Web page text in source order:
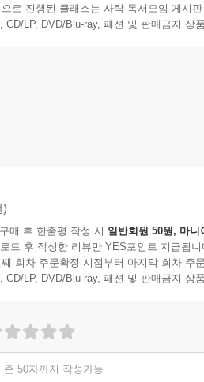
즈와 블루스는 흑인들의 음악이라
탄생했지만, 그러한 배경의 한계
‘재즈’와 ‘민주주의’는 서로 연관
는 꽤나 납득이 가는 주장이다. 우
는 밴드 내에서 다른 연주자들과의
독특한 균형을 유지하는 재즈의
의 대화）를 통해 더욱 분명해진다.
로 진행된 클래스는 사락 독서모임 게시
CD/LP, DVD/Blu-ray, 패션 및 판매금지 상
)
매 후 한줄평 작성 시 일반회원 50원, 마니
드 후 작성한 리뷰만 YES포인트 지급됩니
회차 주문확정 시점부터 마지막 회차 주
CD/LP, DVD/Blu-ray, 패션 및 판매금지 상
준 50자까지 작성가능